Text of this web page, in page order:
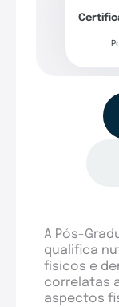
A Pós-
qualifica
físicos e
correlatas
aspectos